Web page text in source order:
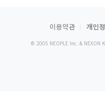
이용약관 개인
© 2005 NEOPLE Inc. & NEXON